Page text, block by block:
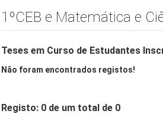
1ºCEB e Matemática e
Teses em Curso de Estudantes
Não foram encontrados registos!
Registo: 0 de um total de 0